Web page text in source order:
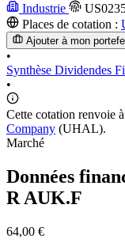
Industrie
Places de cotation :
Ajouter à mon
•
Synthèse Dividendes
•
Cette cotation renvoie
Company (UHAL).
Marché
Données
R AUK.F
64,00 €